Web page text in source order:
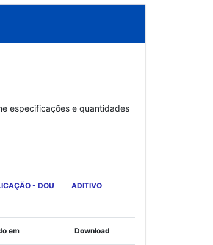
especificações e quantidades
- DOU ADITIVO
em Download